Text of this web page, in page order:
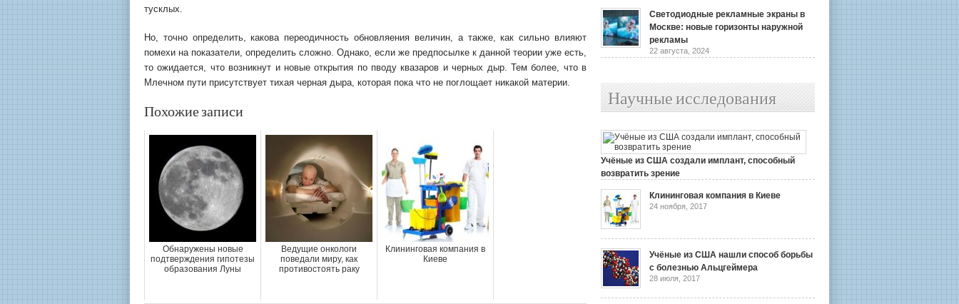
тусклых.
Но, точно определить, какова переодичность обновляения величин, а также, как сильно влияют
помехи на показатели, определить сложно. Однако, если же предпосылке к данной теории уже есть,
то ожидается, что возникнут и новые открытия по пводу квазаров и черных дыр. Тем более, что в
Млечном пути присутствует тихая черная дыра, которая пока что не поглощает никакой материи.
Похожие записи
Обнаружены новые
подтверждения гипотезы
образования Луны
Ведущие онкологи
поведали миру, как
противостоять раку
Клининговая компания в
Киеве
Светодиодные рекламные экраны в
Москве: новые горизонты наружной
рекламы
22 августа, 2024
Научные исследования
Учёные из США создали имплант, способный
возвратить зрение
Клининговая компания в Киеве
24 ноября, 2017
Учёные из США нашли способ борьбы
с болезнью Альцгеймера
28 июля, 2017